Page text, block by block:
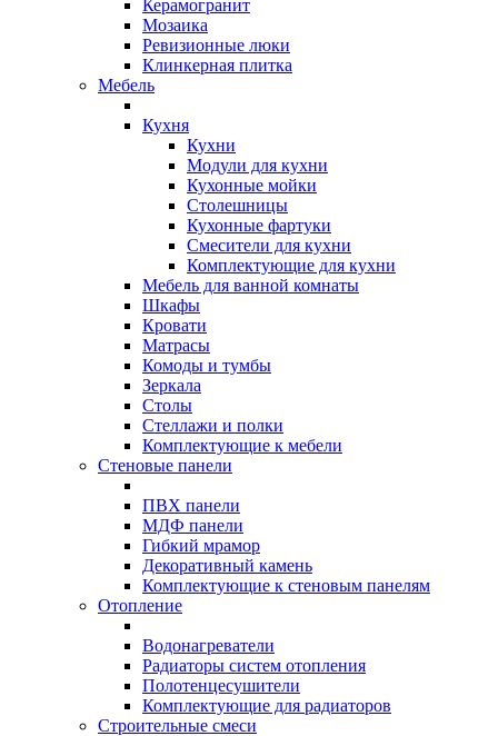
Керамогранит
Мозаика
Ревизионные люки
Клинкерная плитка
Мебель
Кухня
Кухни
Модули для кухни
Кухонные мойки
Столешницы
Кухонные фартуки
Смесители для кухни
Комплектующие для кухни
Мебель для ванной комнаты
Шкафы
Кровати
Матрасы
Комоды и тумбы
Зеркала
Столы
Стеллажи и полки
Комплектующие к мебели
Стеновые панели
ПВХ панели
МДФ панели
Гибкий мрамор
Декоративный камень
Комплектующие к стеновым панелям
Отопление
Водонагреватели
Радиаторы систем отопления
Полотенцесушители
Комплектующие для радиаторов
Строительные смеси